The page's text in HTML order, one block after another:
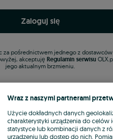
Zaloguj się
za pośrednictwem jednego z dostawców
akceptuję Regulamin serwisu
jego aktualnym brzmieniu.
Wraz z naszymi partnerami
Użycie dokładnych danych
charakterystyki urządzenia do
statystyce lub kombinacji danych z
urządzeniu lub dostęp do nich.